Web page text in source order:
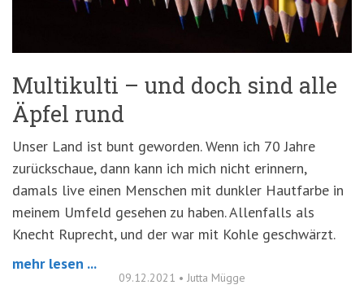
(Accesskey
'2')Multikulti – und doch sind alle
Äpfel rund
Unser Land ist bunt geworden. Wenn ich 70 Jahre
zurückschaue, dann kann ich mich nicht erinnern,
damals live einen Menschen mit dunkler Hautfarbe in
meinem Umfeld gesehen zu haben. Allenfalls als
Knecht Ruprecht, und der war mit Kohle geschwärzt.
mehr lesen ...
09.12.2021 • Jutta Mügge